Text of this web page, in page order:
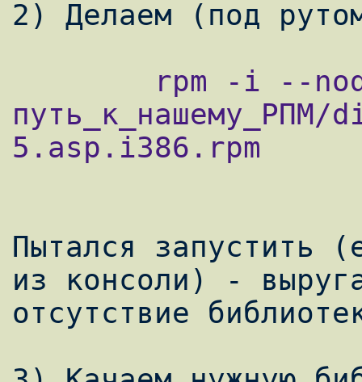
5.asp.i386.rpm
Пытался запустить
из консоли) -
отсутствие